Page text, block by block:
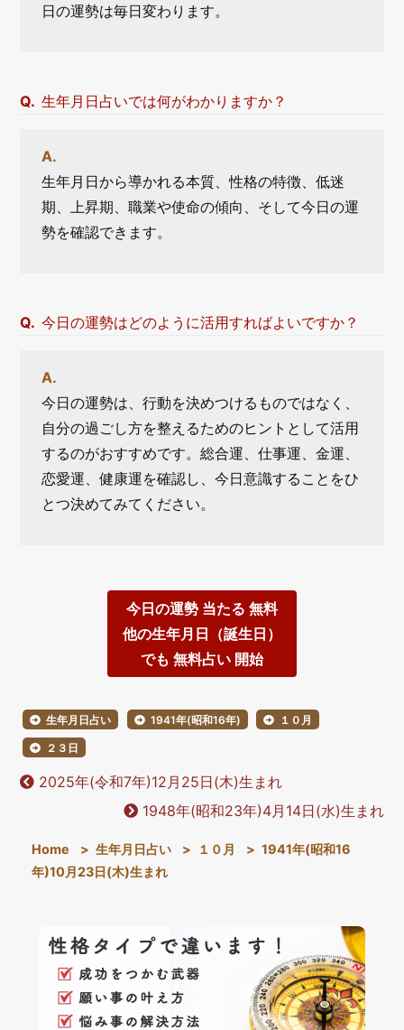
日の運勢は毎日変わります。
生年月日占いでは何がわかりますか？
生年月日から導かれる本質、性格の特徴、低迷
期、上昇期、職業や使命の傾向、そして今日の運
勢を確認できます。
今日の運勢はどのように活用すればよいですか？
今日の運勢は、行動を決めつけるものではなく、
自分の過ごし方を整えるためのヒントとして活用
するのがおすすめです。総合運、仕事運、金運、
恋愛運、健康運を確認し、今日意識することをひ
とつ決めてみてください。
今日の運勢 当たる 無料
他の生年月日（誕生日）
でも 無料占い 開始
生年月日占い 1941年(昭和16年) １０月
２３日
2025年(令和7年)12月25日(木)生まれ
1948年(昭和23年)4月14日(水)生まれ
Home > 生年月日占い > １０月 > 1941年(昭和16
年)10月23日(木)生まれ